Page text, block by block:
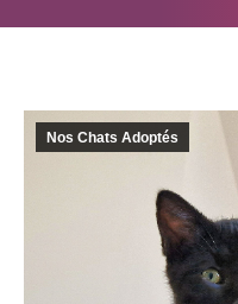
Nos Chats Adoptés